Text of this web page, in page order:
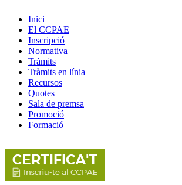
Inici
El CCPAE
Inscripció
Normativa
Tràmits
Tràmits en línia
Recursos
Quotes
Sala de premsa
Promoció
Formació